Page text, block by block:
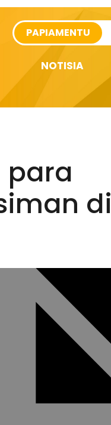
PAPIAMENTU
NOTISIA
para
di